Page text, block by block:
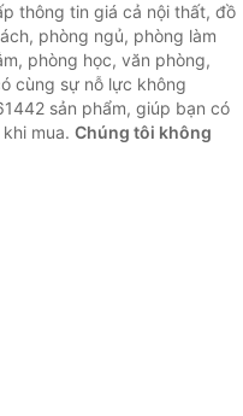
thông tin giá cả nội thất, đồ
phòng ngủ, phòng làm
phòng học, văn phòng,
cùng sự nỗ lực không
sản phẩm, giúp bạn có
mua. Chúng tôi không